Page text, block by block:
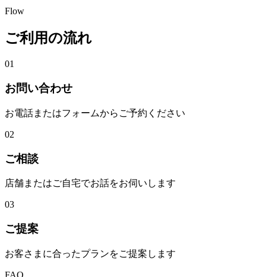
Flow
ご利用の流れ
01
お問い合わせ
お電話またはフォームからご予約ください
02
ご相談
店舗またはご自宅でお話をお伺いします
03
ご提案
お客さまに合ったプランをご提案します
FAQ